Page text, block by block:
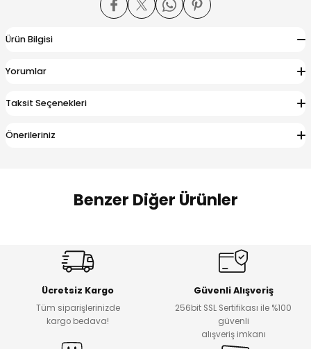
Ürün Bilgisi
Yorumlar
Taksit Seçenekleri
Önerileriniz
Benzer Diğer Ürünler
Dantelya Kız Çocuk Tişört
Puba Unisex Kot 3’lü Takım
Ücretsiz Kargo
Tüm siparişlerinizde
kargo bedava!
Güvenli Alışveriş
256bit SSL Sertifikası ile %100
güvenli
alışveriş imkanı
ve Taç